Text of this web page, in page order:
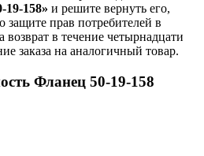
19-158» и решите вернуть его,
защите прав потребителей в
возврат в течение четырнадцати
заказа на аналогичный товар.
Фланец 50-19-158